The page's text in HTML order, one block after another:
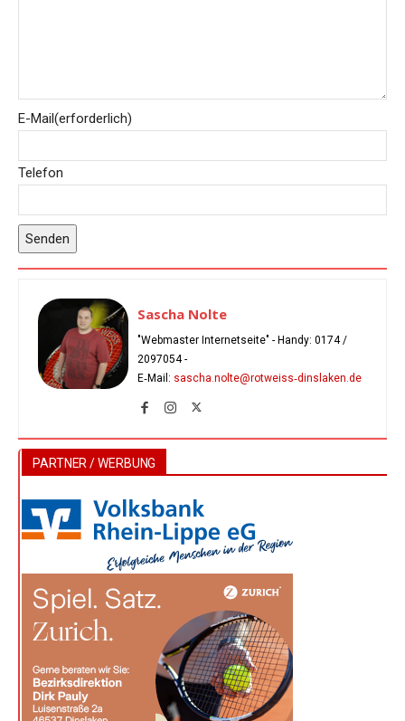
E-Mail(erforderlich)
Telefon
Senden
Sascha Nolte
"Webmaster Internetseite" - Handy: 0174 /
2097054-
E‑Mail: sascha.nolte@rotweiss‑dinslaken.de
PARTNER / WERBUNG